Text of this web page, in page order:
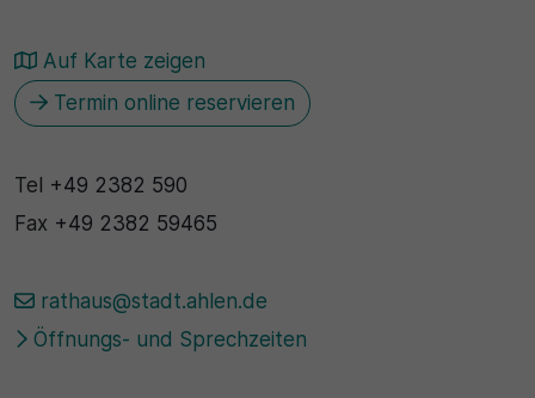
Auf Karte zeigen
Termin online reservieren
Tel +49 2382 590
Fax +49 2382 59465
rathaus@stadt.ahlen.de
Öffnungs- und Sprechzeiten